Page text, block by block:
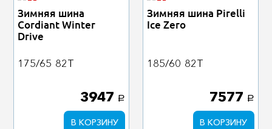
Зимняя шина
Cordiant Winter
Drive
175/65 82T
3947 a
В КОРЗИНУ
Зимняя шина Pirelli
Ice Zero
185/60 82T
7577 a
В КОРЗИНУ